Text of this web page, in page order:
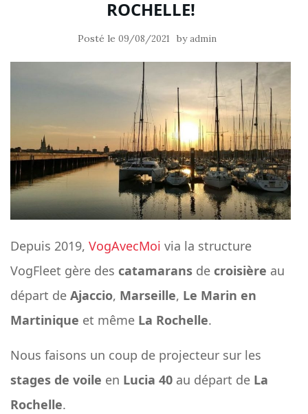
ROCHELLE!
Posté le 09/08/2021 byadmin
Depuis 2019, VogAvecMoi via la structure
VogFleet gère des catamarans de croisière au
départ de Ajaccio, Marseille, Le Marin en
Martinique et même La Rochelle.
Nous faisons un coup de projecteur sur les
stages de voile en Lucia 40 au départ de La
Rochelle.